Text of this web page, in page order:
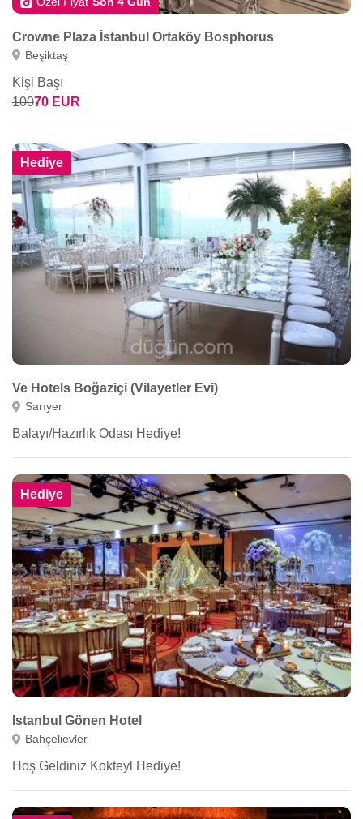
Crowne Plaza İstanbul Ortaköy Bosphorus
Beşiktaş
Kişi Başı
10070 EUR
Hediye
Ve Hotels Boğaziçi (Vilayetler Evi)
Sarıyer
Balayı/Hazırlık Odası Hediye!
Hediye
İstanbul Gönen Hotel
Bahçelievler
Hoş Geldiniz Kokteyl Hediye!